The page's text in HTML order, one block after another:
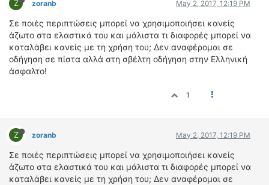
Z zoranb May 2, 2017, 12:19 PM
Σε ποιές περιπτώσεις μπορεί να χρησιμοποιήσει κανείς
άζωτο στα ελαστικά του και μάλιστα τι διαφορές μπορεί να
καταλάβει κανείς με τη χρήση του; Δεν αναφέρομαι σε
οδήγηση σε πίστα αλλά στη σβέλτη οδήγηση στην Ελληνική
άσφαλτο!
1
Z zoranb May 2, 2017, 12:19 PM
Σε ποιές περιπτώσεις μπορεί να χρησιμοποιήσει κανείς
άζωτο στα ελαστικά του και μάλιστα τι διαφορές μπορεί να
καταλάβει κανείς με τη χρήση του; Δεν αναφέρομαι σε
ΟΔΟΙΠΟΡΙΚΑ
VIDEO
4TTV
ΝΕΑ ΜΟΝΤΕΛΑ
ΑΓΩΝΕΣ
ΕΙΔΗΣΕΙΣ – ΠΑΡΟΥΣΙΑΣΕΙΣ
ΛΕΞΙΚΟ
ΠΕΡΙΒΑΛΛΟΝ